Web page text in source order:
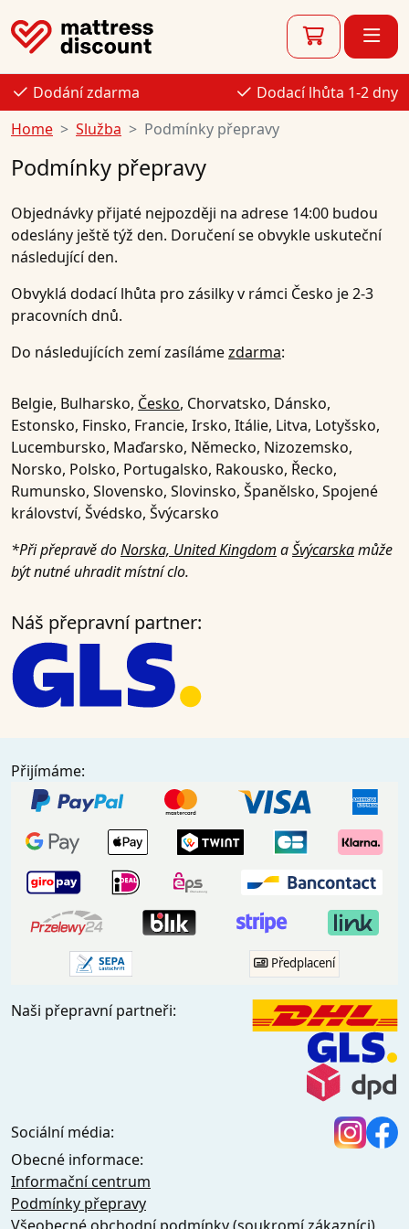
Dodání zdarma
Dodací lhůta 1-2 dny
Home
Služba Podmínky přepravy
Podmínky přepravy
Objednávky přijaté nejpozději na adrese 14:00 budou
odeslány ještě týž den. Doručení se obvykle uskuteční
následující den.
Obvyklá dodací lhůta pro zásilky v rámci Česko je2-3
pracovních dnů.
Do následujících zemí zasílámezdarma:
Belgie, Bulharsko, Česko, Chorvatsko, Dánsko,
Estonsko, Finsko, Francie, Irsko, Itálie, Litva, Lotyšsko,
Lucembursko, Maďarsko, Německo, Nizozemsko,
Norsko, Polsko, Portugalsko, Rakousko, Řecko,
Rumunsko, Slovensko, Slovinsko, Španělsko, Spojené
království, Švédsko, Švýcarsko
*Při přepravě doNorska, United Kingdom aŠvýcarskamůže
být nutné uhradit místní clo.
Náš přepravní partner:
Přijímáme:
Předplacení
Naši přepravní partneři:
Sociální média:
Obecné informace:
Informační centrum
Podmínky přepravy